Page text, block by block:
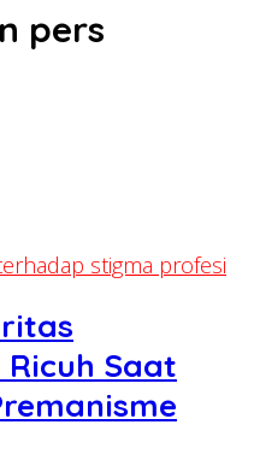
pers
stigma profesi
Saat